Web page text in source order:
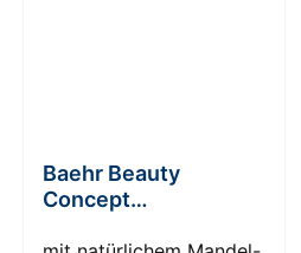
Baehr Beauty
Concept